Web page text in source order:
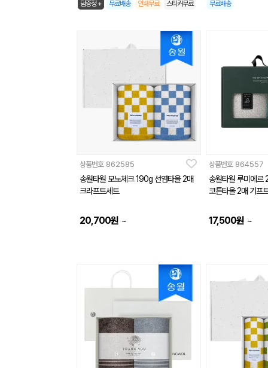
덤증정 + 무료배송 인쇄무료 스티커무료 무료배송
상품번호 862585
송월타월 모노체크 190g 선염타올 2매
크라프트세트
20,700원 ~
상품번호 864557
송월타월 루미에
코튼타올 2매 기프
17,500원 ~